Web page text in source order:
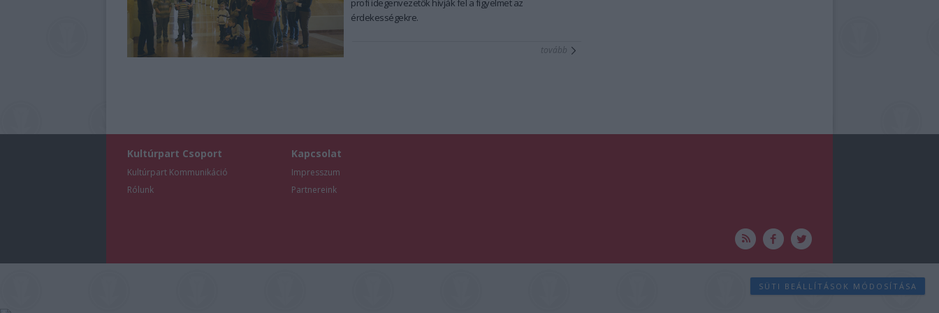
profi idegenvezetők hívják fel a figyelmet az
érdekességekre.
tovább
Kultúrpart Csoport
Kultúrpart Kommunikáció
Rólunk
Kapcsolat
Impresszum
Partnereink
SÜTI BEÁLLÍTÁSOK MÓDOSÍTÁSA